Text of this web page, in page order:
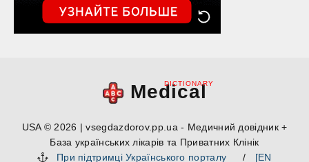
Medical
DICTIONARY
USA © 2026 | vsegdazdorov.pp.ua - Медичний довідник +
База українських лікарів та Приватних Клінік
При підтримці Українського порталу
/ [EN